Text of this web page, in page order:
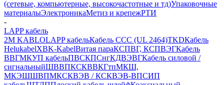
(сетевые, компьютерные, высокочастотные и тд)Упаковочные
материалыЭлектроникаМетиз и крепежРТИ
-
LAPP кабель
2M KABLOLAPP кабельКабель CCC (UL 2464)TKDКабель
HelukabelXBK-KabelВитая параКСПВГ, КСПВЭГКабель
ВВГМКУП кабельПВСКПСнгКДВЭВГКабель силовой /
сигнальныйШВВПКСКВВКГтпМКШ,
МКЭШШВПМКСКВЭВ / КСКВЭВ-ВПСИП